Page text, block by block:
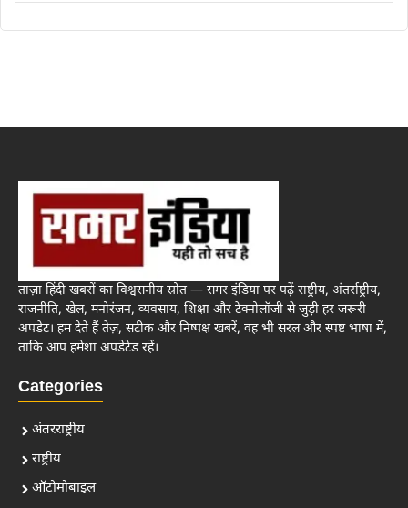
ताज़ा हिंदी खबरों का विश्वसनीय स्रोत — समर इंडिया पर पढ़ें राष्ट्रीय, अंतर्राष्ट्रीय,
राजनीति, खेल, मनोरंजन, व्यवसाय, शिक्षा और टेक्नोलॉजी से जुड़ी हर जरूरी
अपडेट। हम देते हैं तेज़, सटीक और निष्पक्ष खबरें, वह भी सरल और स्पष्ट भाषा में,
ताकि आप हमेशा अपडेटेड रहें।
Categories
अंतरराष्ट्रीय
राष्ट्रीय
ऑटोमोबाइल